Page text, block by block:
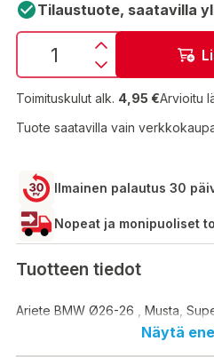
Tilaustuote, saatavilla
Toimituskulut alk. 4,95 €Arvioitu
Tuote saatavilla vain
Ilmainen palautus 30
Nopeat ja monipuoliset
Tuotteen tiedot
Ariete BMW Ø26-26 , Musta,
Näytä